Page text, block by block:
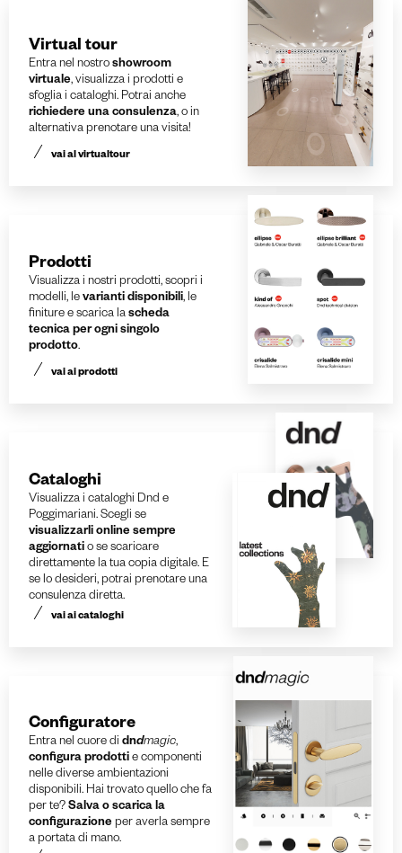
Virtual tour
Entra nel nostroshowroom
virtuale, visualizza i prodotti e
sfoglia i cataloghi. Potrai anche
richiedere una consulenza, o in
alternativa prenotare una visita!
vai al virtualtour
Prodotti
Visualizza i nostri prodotti, scopri i
modelli, levarianti disponibili, le
finiture e scarica lascheda
tecnica per ogni singolo
prodotto.
vai ai prodotti
Cataloghi
Visualizza i cataloghi Dnd e
Poggimariani. Scegli se
visualizzarli online sempre
aggiornati o se scaricare
direttamente la tua copia digitale. E
se lo desideri, potrai prenotare una
consulenza diretta.
vai ai cataloghi
Configuratore
Entra nel cuore didndmagic,
configura prodottie componenti
nelle diverse ambientazioni
disponibili. Hai trovato quello che fa
per te?Salva o scarica la
configurazione per averla sempre
a portata di mano.